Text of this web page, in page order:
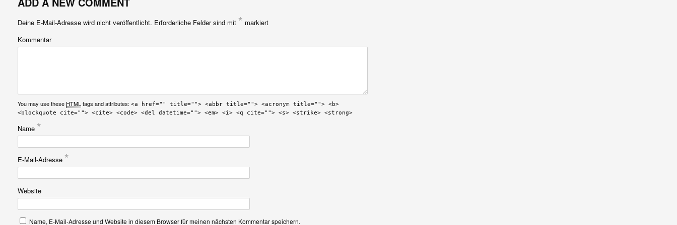
Deine E-Mail-Adresse wird nicht veröffentlicht. Erforderliche Felder sind mit * markiert
Kommentar
You may use these HTMLtags and attributes: <a href="" title=""> <abbr title=""> <acronym title=""> <b>
<blockquote cite=""> <cite> <code> <del datetime=""> <em> <i> <q cite=""> <s> <strike> <strong>
Name *
E-Mail-Adresse *
Website
Name, E-Mail-Adresse und Website in diesem Browser für meinen nächsten Kommentar speichern.